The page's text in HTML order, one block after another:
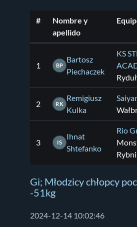
#
Nombre y
apellido
1 BP
Bartosz
Piechaczek
KS
2 RK
Remigiusz
Kulka
3 IS
Ihnat
Shtefanko
Rio
Gi; Młodzicy chłopcy
-51kg
2024-12-14 10:02:46